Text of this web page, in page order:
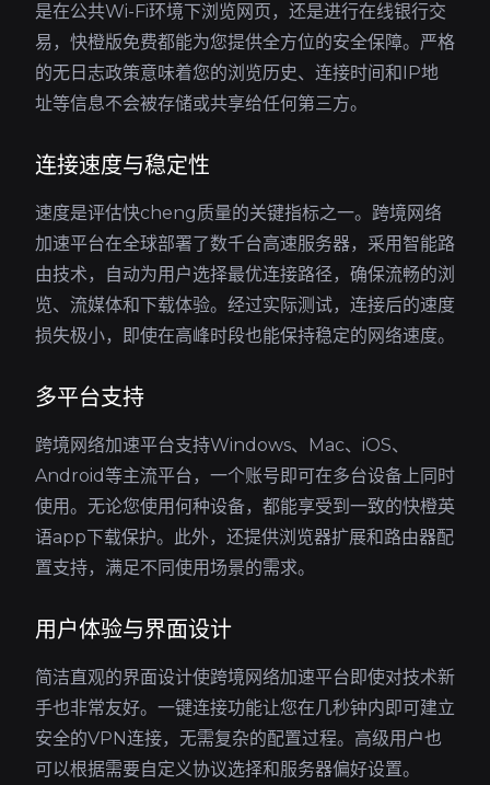
是在公共Wi-Fi环境下浏览网页，还是进行在线银行交
易，快橙版免费都能为您提供全方位的安全保障。严格
的无日志政策意味着您的浏览历史、连接时间和IP地
址等信息不会被存储或共享给任何第三方。
连接速度与稳定性
速度是评估快cheng质量的关键指标之一。跨境网络
加速平台在全球部署了数千台高速服务器，采用智能路
由技术，自动为用户选择最优连接路径，确保流畅的浏
览、流媒体和下载体验。经过实际测试，连接后的速度
损失极小，即使在高峰时段也能保持稳定的网络速度。
多平台支持
跨境网络加速平台支持Windows、Mac、iOS、
Android等主流平台，一个账号即可在多台设备上同时
使用。无论您使用何种设备，都能享受到一致的快橙英
语app下载保护。此外，还提供浏览器扩展和路由器配
置支持，满足不同使用场景的需求。
用户体验与界面设计
简洁直观的界面设计使跨境网络加速平台即使对技术新
手也非常友好。一键连接功能让您在几秒钟内即可建立
安全的VPN连接，无需复杂的配置过程。高级用户也
可以根据需要自定义协议选择和服务器偏好设置。